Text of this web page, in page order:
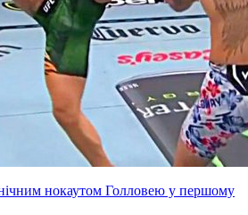
нокаутом Голловею у першому